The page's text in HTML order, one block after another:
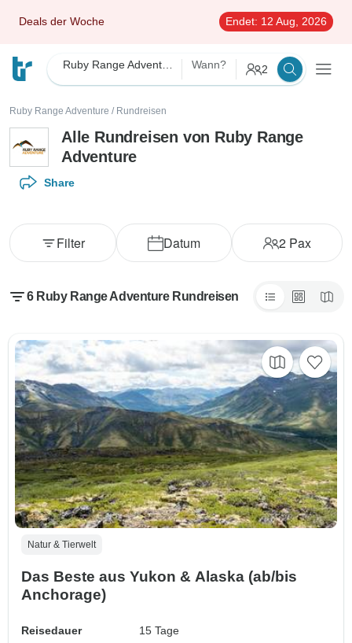
Deals der Woche Endet: 12 Aug, 2026
Wann? 2
Ruby Range Adventure / Rundreisen
Alle Rundreisen von Ruby Range
Adventure
Share
Datum 2 Pax
Filter
6 Ruby Range Adventure Rundreisen
Natur & Tierwelt
Das Beste aus Yukon & Alaska (ab/bis
Anchorage)
Reisedauer
15 Tage